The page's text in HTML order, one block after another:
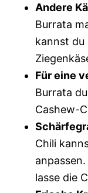
Andere
Burrata
kannst du
Für eine
Burrata
Cashew-
Chili
lasse die